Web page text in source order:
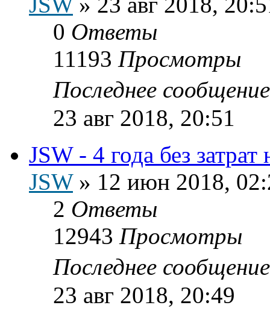
0 Ответы
11193 Просмотры
Последнее
23 авг 2018, 20:51
JSW - 4 года без
JSW» 12 июн 2018,
2 Ответы
12943 Просмотры
Последнее
23 авг 2018, 20:49